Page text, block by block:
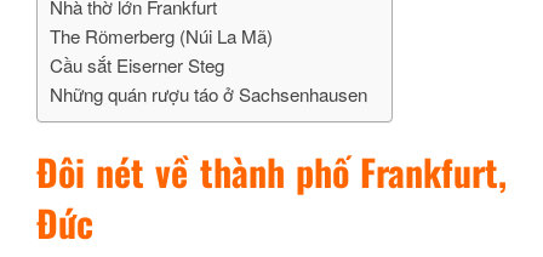
Nhà thờ lớn Frankfurt
The Rӧmerberg (Núi La Mã)
Cầu sắt Eiserner Steg
Những quán rượu táo ở Sachsenhausen
Đôi nét về thành phố Frankfurt,
Đức